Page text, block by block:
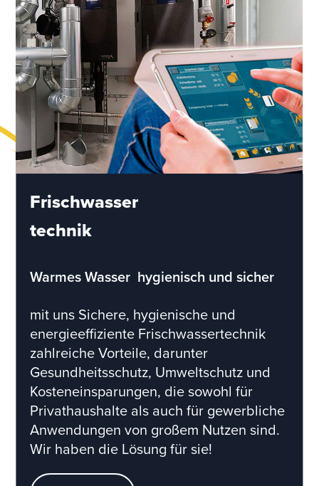
Frischwasser
technik
Warmes Wasser  hygienisch und sicher
mit uns Sichere, hygienische und
energieeffiziente Frischwassertechnik
zahlreiche Vorteile, darunter
Gesundheitsschutz, Umweltschutz und
Kosteneinsparungen, die sowohl für
Privathaushalte als auch für gewerbliche
Anwendungen von großem Nutzen sind.
Wir haben die Lösung für sie!